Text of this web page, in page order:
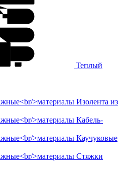
Теплый
Изолента из
Кабель-
Каучуковые
Стяжки